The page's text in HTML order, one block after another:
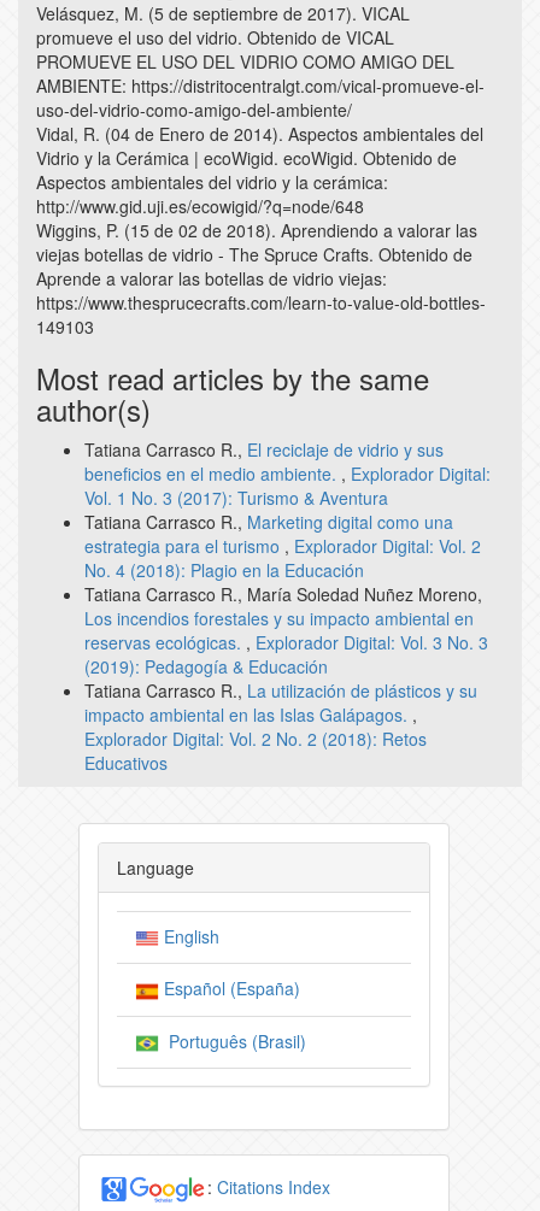
Velásquez, M. (5 de septiembre de 2017). VICAL
promueve el uso del vidrio. Obtenido de VICAL
PROMUEVE EL USO DEL VIDRIO COMO AMIGO DEL
AMBIENTE: https://distritocentralgt.com/vical-promueve-el-
uso-del-vidrio-como-amigo-del-ambiente/
Vidal, R. (04 de Enero de 2014). Aspectos ambientales del
Vidrio y la Cerámica | ecoWigid. ecoWigid. Obtenido de
Aspectos ambientales del vidrio y la cerámica:
http://www.gid.uji.es/ecowigid/?q=node/648
Wiggins, P. (15 de 02 de 2018). Aprendiendo a valorar las
viejas botellas de vidrio - The Spruce Crafts. Obtenido de
Aprende a valorar las botellas de vidrio viejas:
https://www.thesprucecrafts.com/learn-to-value-old-bottles-
149103
Most read articles by the same
author(s)
Tatiana Carrasco R., El reciclaje de vidrio y sus
beneficios en el medio ambiente. , Explorador Digital:
Vol. 1 No. 3 (2017): Turismo & Aventura
Tatiana Carrasco R., Marketing digital como una
estrategia para el turismo , Explorador Digital: Vol. 2
No. 4 (2018): Plagio en la Educación
Tatiana Carrasco R., María Soledad Nuñez Moreno,
Los incendios forestales y su impacto ambiental en
reservas ecológicas. , Explorador Digital: Vol. 3 No. 3
(2019): Pedagogía & Educación
Tatiana Carrasco R., La utilización de plásticos y su
impacto ambiental en las Islas Galápagos. ,
Explorador Digital: Vol. 2 No. 2 (2018): Retos
Educativos
Language
English
Español (España)
Português (Brasil)
: Citations Index